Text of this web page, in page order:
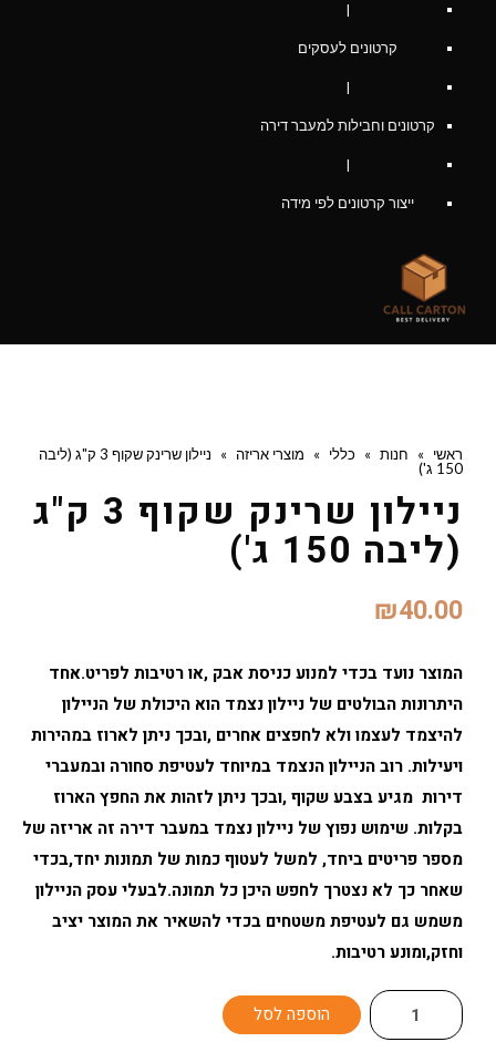
|
קרטונים לעסקים
|
קרטונים וחבילות למעבר דירה
|
ייצור קרטונים לפי מידה
ראשי » חנות » כללי » מוצרי אריזה »
ניילון שרינק שקוף 3 ק"ג (ליבה
150 ג')
ניילון שרינק שקוף 3 ק"ג
(ליבה 150 ג')
₪40.00
המוצר נועד בכדי למנוע כניסת אבק ,או רטיבות לפריט.אחד
היתרונות הבולטים של ניילון נצמד הוא היכולת של הניילון
להיצמד לעצמו ולא לחפצים אחרים ,ובכך ניתן לארוז במהירות
ויעילות. רוב הניילון הנצמד במיוחד לעטיפת סחורה ובמעברי
דירות מגיע בצבע שקוף ,ובכך ניתן לזהות את החפץ הארוז
בקלות. שימוש נפוץ של ניילון נצמד במעבר דירה זה אריזה של
מספר פריטים ביחד, למשל לעטוף כמות של תמונות יחד,בכדי
שאחר כך לא נצטרך לחפש היכן כל תמונה.לבעלי עסק הניילון
משמש גם לעטיפת משטחים בכדי להשאיר את המוצר יציב
וחזק,ומונע רטיבות.
כמות
של
הוספה לסל